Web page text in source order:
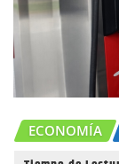
ECONOMÍA